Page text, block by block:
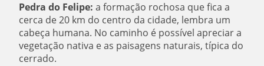
Pedra do Felipe:a formação rochosa que fica a
cerca de 20 km do centro da cidade, lembra um
cabeça humana. No caminho é possível apreciar a
vegetação nativa e as paisagens naturais, típica do
cerrado.